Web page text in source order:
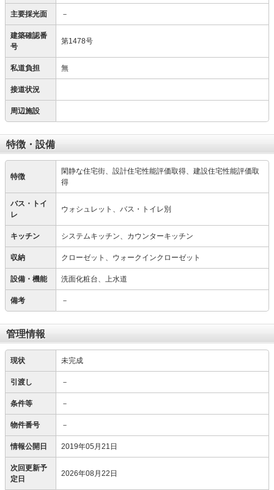
主要採光面 －
建築確認番
号
第1478号
私道負担 無
接道状況
周辺施設
特徴・設備
特徴
閑静な住宅街、設計住宅性能評価取得、建設住宅性能評価取
得
バス・トイ
レ
ウォシュレット、バス・トイレ別
キッチン システムキッチン、カウンターキッチン
収納 クローゼット、ウォークインクローゼット
設備・機能 洗面化粧台、上水道
備考 －
管理情報
現状 未完成
引渡し －
条件等 －
物件番号 －
情報公開日 2019年05月21日
次回更新予
定日
2026年08月22日